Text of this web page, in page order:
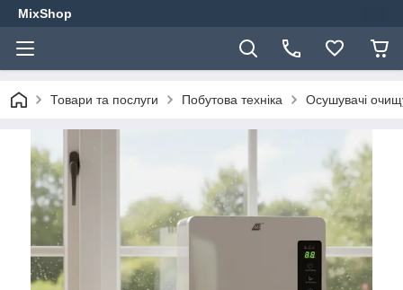
MixShop
Товари та послуги Побутова техніка Осушувачі